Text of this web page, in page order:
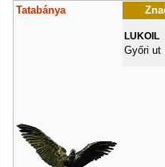
Tatabánya
LUKOIL
Győri ut